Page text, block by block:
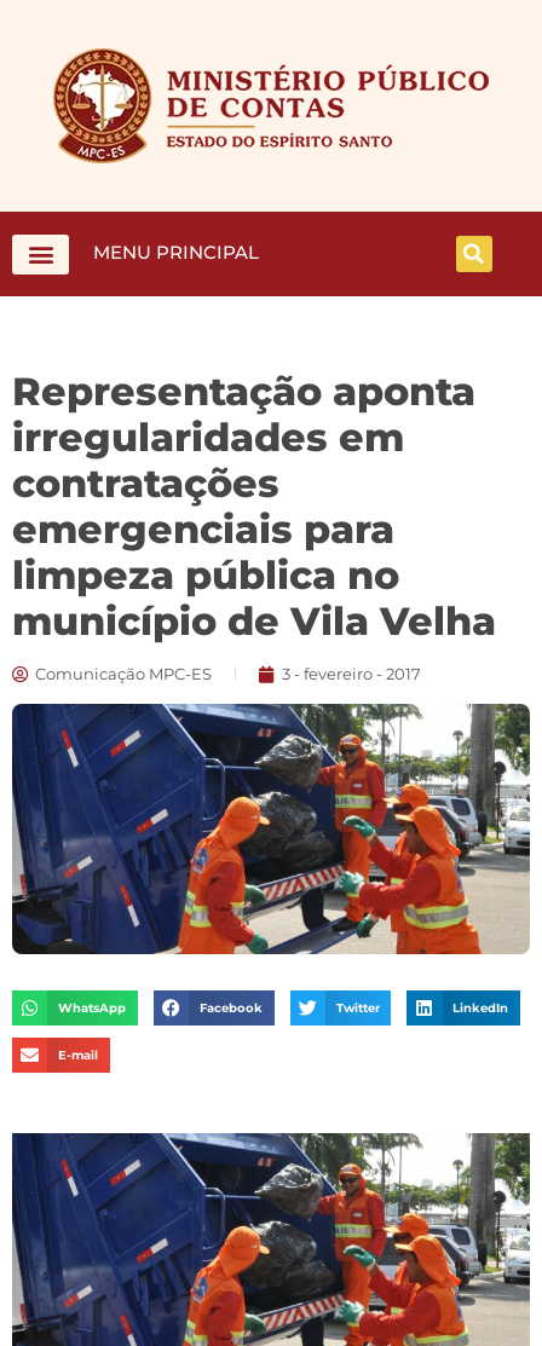
MENU PRINCIPAL
Representação aponta
irregularidades em
contratações
emergenciais para
limpeza pública no
município de Vila Velha
Comunicação MPC-ES 3 - fevereiro - 2017
WhatsApp Facebook Twitter LinkedIn
E-mail